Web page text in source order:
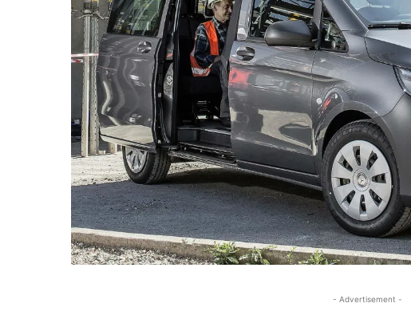
- Advertisement -